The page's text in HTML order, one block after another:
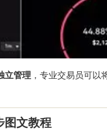
立管理 ，专业交易员可以
文教程